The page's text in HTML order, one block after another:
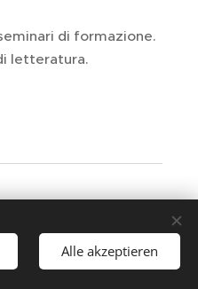
di formazione.
letteratura.
Alle akzeptieren